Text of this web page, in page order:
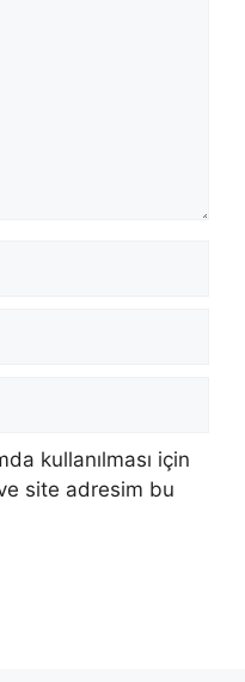
kullanılması için
site adresim bu